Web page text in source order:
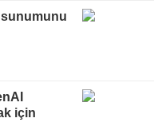
için